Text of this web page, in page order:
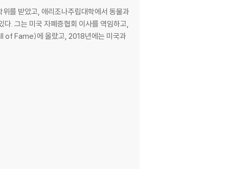
Visual thinkers constitute a far g
realistic “object visualizers” like G
“visual spatial” thinkers who excel in
verbal tends to sideline visual think
singular gifts, driving a collective lo
with visual thinkers. In a h
를 받았고, 애리조나주립대학에서 동물과
. 그는 미국 자폐증협회 이사를 역임하고,